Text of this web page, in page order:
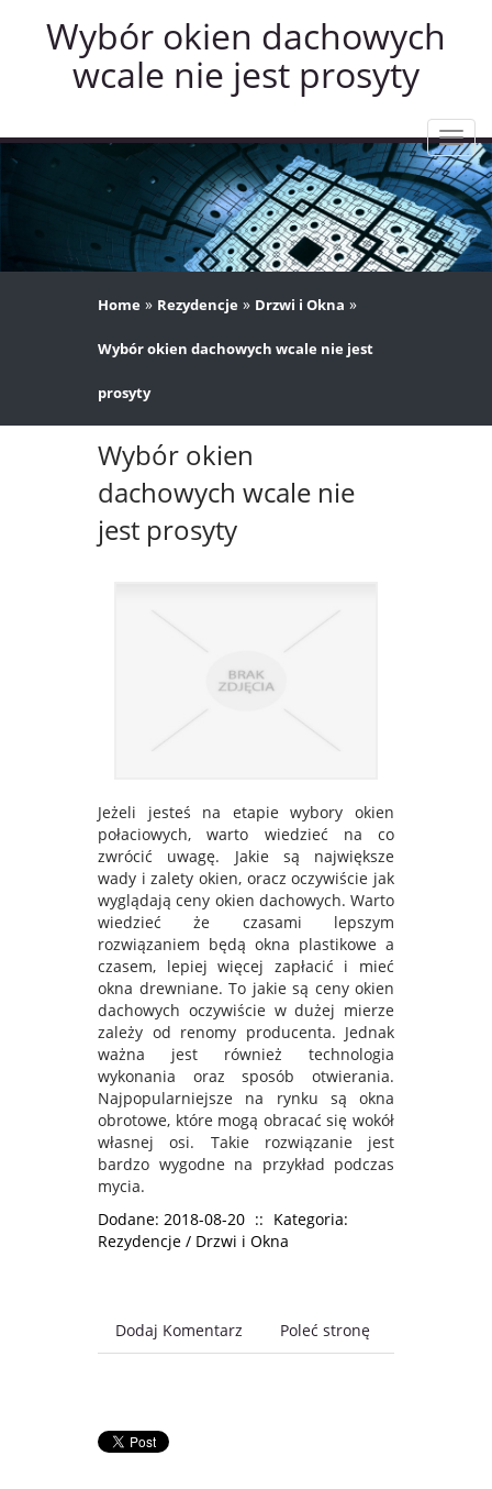
Wybór okien dachowych
wcale nie jest prosyty
Home » Rezydencje » Drzwi i Okna »
Wybór okien dachowych wcale nie jest
prosyty
Wybór okien
dachowych wcale nie
jest prosyty
Jeżeli jesteś na etapie wybory okien
połaciowych, warto wiedzieć na co
zwrócić uwagę. Jakie są największe
wady i zalety okien, oracz oczywiście jak
wyglądają ceny okien dachowych. Warto
wiedzieć że czasami lepszym
rozwiązaniem będą okna plastikowe a
czasem, lepiej więcej zapłacić i mieć
okna drewniane. To jakie są ceny okien
dachowych oczywiście w dużej mierze
zależy od renomy producenta. Jednak
ważna jest również technologia
wykonania oraz sposób otwierania.
Najpopularniejsze na rynku są okna
obrotowe, które mogą obracać się wokół
własnej osi. Takie rozwiązanie jest
bardzo wygodne na przykład podczas
mycia.
Dodane: 2018-08-20 :: Kategoria:
Rezydencje / Drzwi i Okna
Dodaj Komentarz Poleć stronę